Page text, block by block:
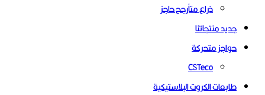
ذراع متأرجح حاجز
جديد منتجاتنا
حواجز متحركة
CSTeco
طابعات الكروت البلاستيكية